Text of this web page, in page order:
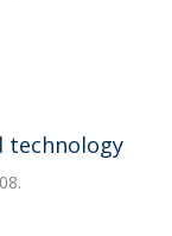
technology